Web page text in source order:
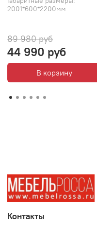
2001*600*2200мм
89 980 руб
44 990 руб
В корзину
Контакты